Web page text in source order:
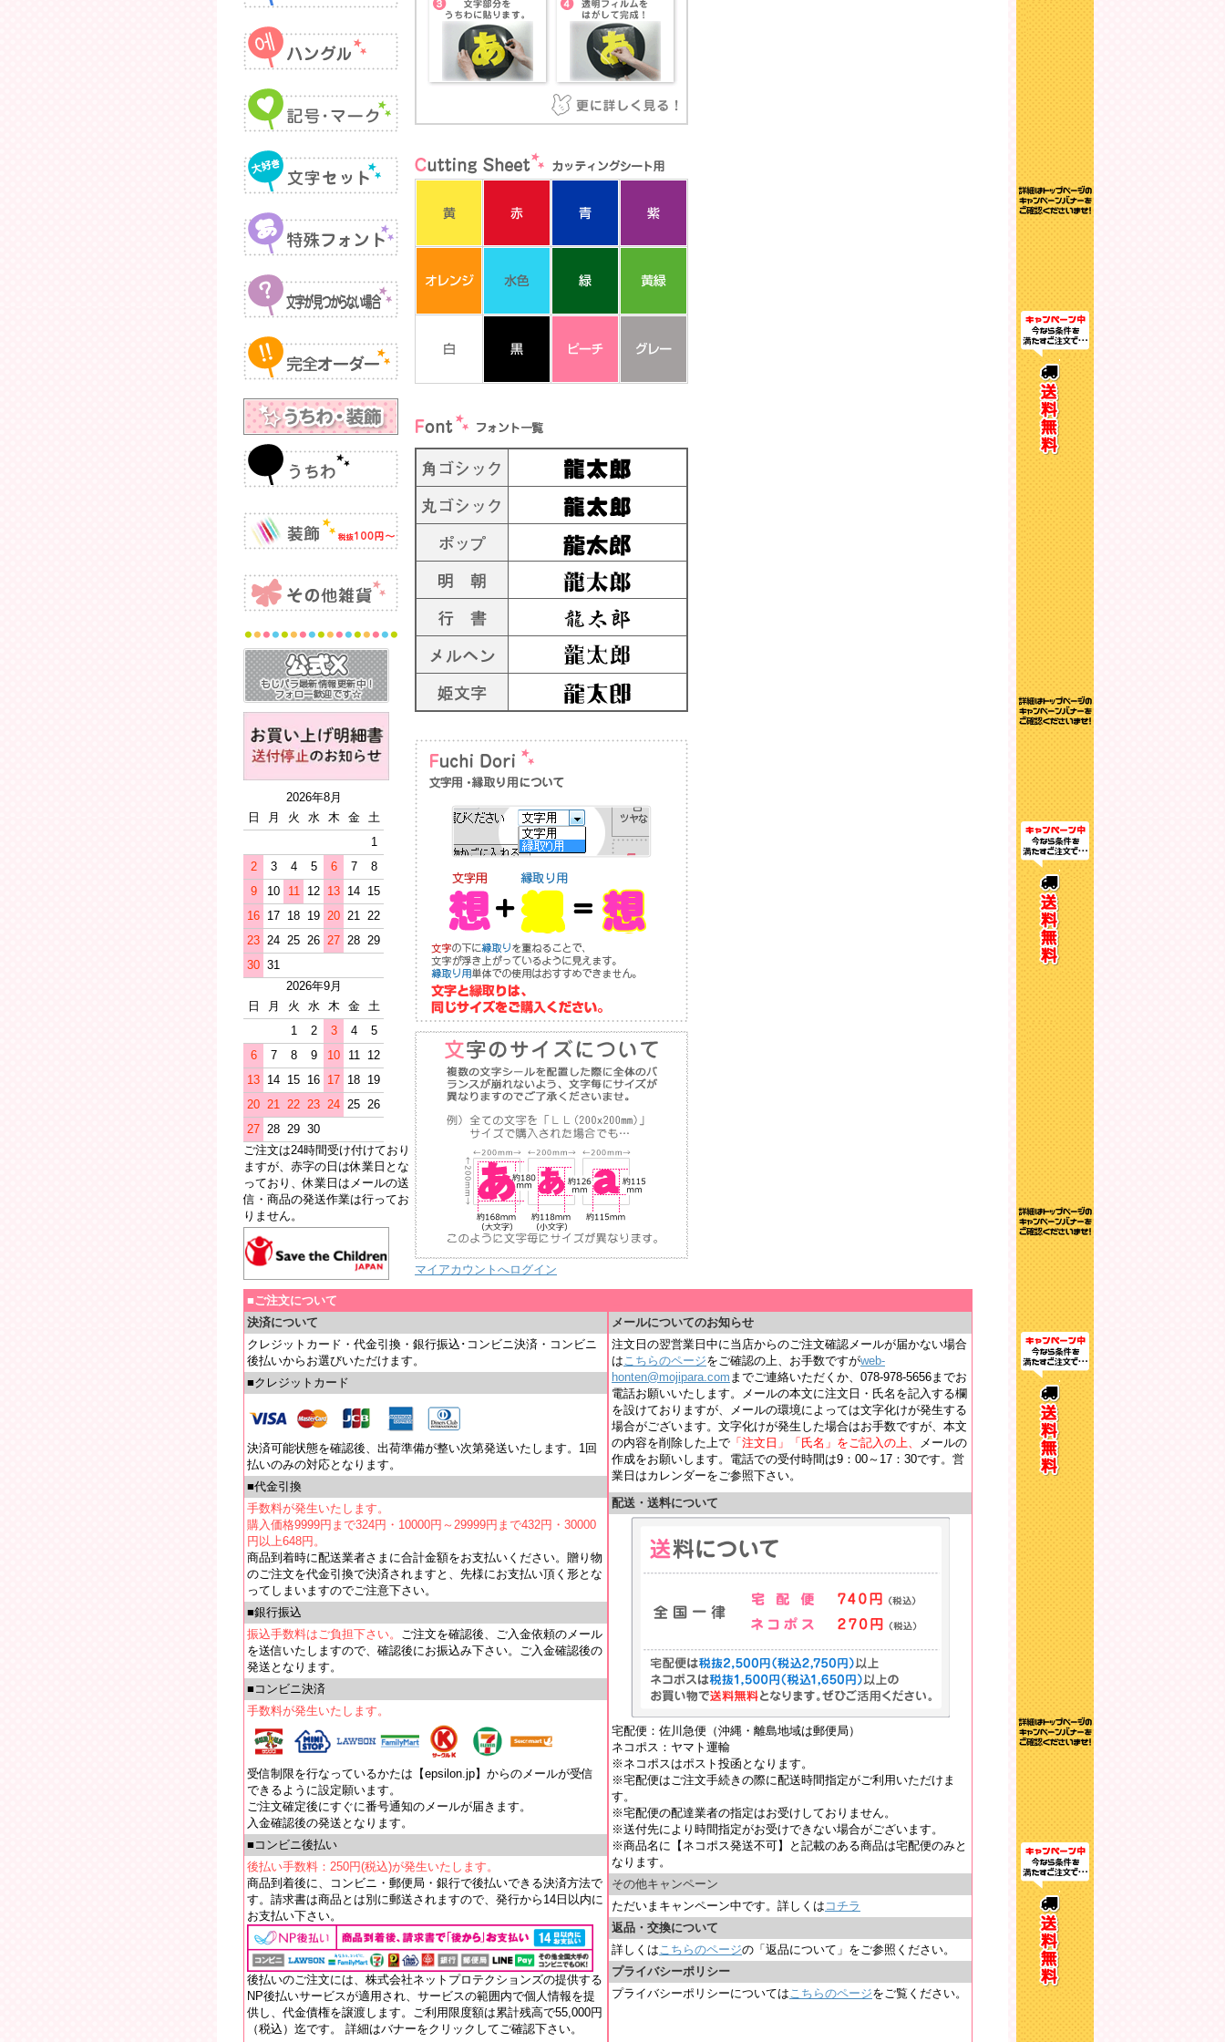
2026年8月
日
月 火 水 木 金
土
1
2
3 4 5 6 7
8
9
10 11 12 13 14 15
16 17 18 19 20 21 22
23 24 25 26 27 28 29
30 31
2026年9月
日
月 火 水 木 金
土
1
2 3 4
5
6
7 8 9 10 11
12
13 14 15 16 17 18 19
20 21 22 23 24 25 26
27 28 29 30
ご注文は24時間受け付けており
ますが、赤字の日は休業日とな
っており、休業日はメールの送
信・商品の発送作業は行ってお
りません。
マイアカウントへログイン
■ご注文について
決済について
クレジットカード・代金引換・銀行振込･コンビニ決済・コンビニ
後払いからお選びいただけます。
■クレジットカード
決済可能状態を確認後、出荷準備が整い次第発送いたします。1回
払いのみの対応となります。
■代金引換
手数料が発生いたします。
購入価格9999円まで324円・10000円～29999円まで432円・30000
円以上648円。
商品到着時に配送業者さまに合計金額をお支払いください。贈り物
のご注文を代金引換で決済されますと、先様にお支払い頂く形とな
ってしまいますのでご注意下さい。
■銀行振込
振込手数料はご負担下さい。 ご注文を確認後、ご入金依頼のメール
を送信いたしますので、確認後にお振込み下さい。ご入金確認後の
発送となります。
■コンビニ決済
手数料が発生いたします。
受信制限を行なっているかたは【epsilon.jp】からのメールが受信
できるように設定願います。
ご注文確定後にすぐに番号通知のメールが届きます。
入金確認後の発送となります。
■コンビニ後払い
後払い手数料：250円(税込)が発生いたします。
商品到着後に、コンビニ・郵便局・銀行で後払いできる決済方法で
す。請求書は商品とは別に郵送されますので、発行から14日以内に
お支払い下さい。
後払いのご注文には、株式会社ネットプロテクションズの提供する
NP後払いサービスが適用され、サービスの範囲内で個人情報を提
供し、代金債権を譲渡します。ご利用限度額は累計残高で55,000円
（税込）迄です。 詳細はバナーをクリックしてご確認下さい。
メールについてのお知らせ
注文日の翌営業日中に当店からのご注文確認メールが届かない場合
はこちらのページをご確認の上、お手数ですがweb-
honten@mojipara.com までご連絡いただくか、078-978-5656までお
電話お願いいたします。メールの本文に注文日・氏名を記入する欄
を設けておりますが、メールの環境によっては文字化けが発生する
場合がございます。文字化けが発生した場合はお手数ですが、本文
の内容を削除した上で 「注文日」「氏名」をご記入の上、
メールの
作成をお願いします。電話での受付時間は9：00～17：30です。営
業日はカレンダーをご参照下さい。
配送・送料について
宅配便：佐川急便（沖縄・離島地域は郵便局）
ネコポス：ヤマト運輸
※ネコポスはポスト投函となります。
※宅配便はご注文手続きの際に配送時間指定がご利用いただけま
す。
※宅配便の配達業者の指定はお受けしておりません。
※送付先により時間指定がお受けできない場合がございます。
※商品名に【ネコポス発送不可】と記載のある商品は宅配便のみと
なります。
その他キャンペーン
ただいまキャンペーン中です。詳しくは コチラ
返品・交換について
詳しくはこちらのページの「返品について」をご参照ください。
プライバシーポリシー
プライバシーポリシーについてはこちらのページをご覧ください。